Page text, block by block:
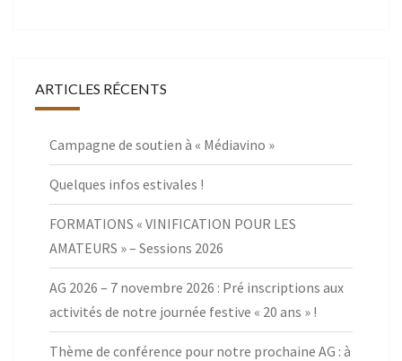
ARTICLES RÉCENTS
Campagne de soutien à « Médiavino »
Quelques infos estivales !
FORMATIONS « VINIFICATION POUR LES
AMATEURS » – Sessions 2026
AG 2026 – 7 novembre 2026 : Pré inscriptions aux
activités de notre journée festive « 20 ans » !
Thème de conférence pour notre prochaine AG : à